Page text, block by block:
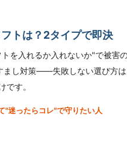
トは？2タイプで即決
を入れるか入れないか"で被害
まし対策――失敗しない選び方は
です。
"迷ったらコレ"で守りたい人